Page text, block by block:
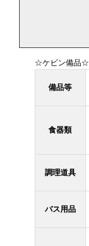
☆ケビン備品☆
備品等
食器類
調理道具
バス用品